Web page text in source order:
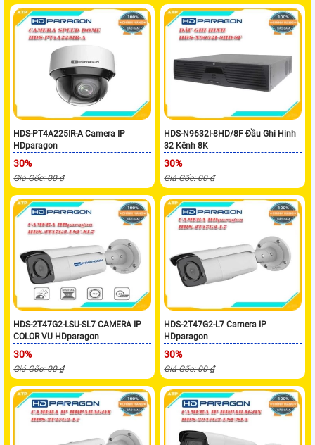
HDS-PT4A225IR-A Camera IP
HDparagon
30%
Giá Gốc: 00 ₫
HDS-N9632I-8HD/8F Đầu Ghi Hinh
32 Kênh 8K
30%
Giá Gốc: 00 ₫
HDS-2T47G2-LSU-SL7 CAMERA IP
COLOR VU HDparagon
30%
Giá Gốc: 00 ₫
HDS-2T47G2-L7 Camera IP
HDparagon
30%
Giá Gốc: 00 ₫